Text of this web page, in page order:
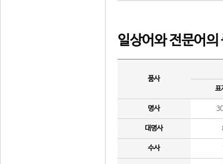
일상어와 전문어의
품사
표
명사
대명사
수사